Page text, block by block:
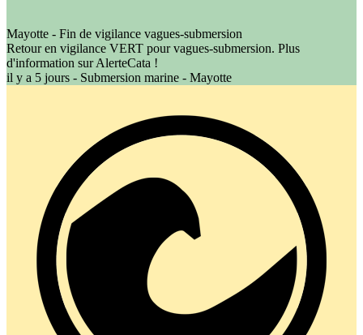
Mayotte - Fin de vigilance vagues-submersion
Retour en vigilance VERT pour vagues-submersion. Plus
d'information sur AlerteCata !
il y a 5 jours - Submersion marine - Mayotte